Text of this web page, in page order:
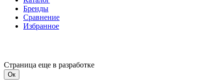
Бренды
Сравнение
Избранное
Страница еще в разработке
Ок